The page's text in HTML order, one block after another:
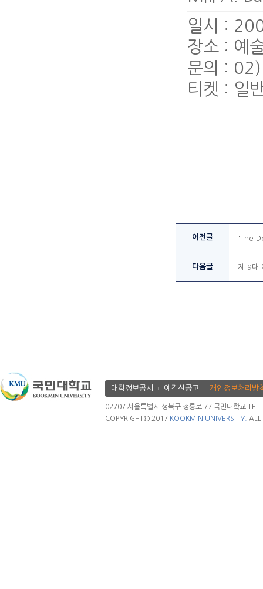
일시 :
장소 : 예
문의 :
티켓 : 일
이전글 'The
다음글 제 9대
대학정보공시 예결산공고 개인정보처리방
02707 서울특별시 성북구 정릉로 77 국민대학교
COPYRIGHT© 2017 KOOKMIN UNIVERSITY. ALL